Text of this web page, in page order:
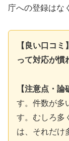
庁への登録はな
【良い口コ
って対応が慣
【注意点・論
す。件数が多
す。むしろ多
は、それだけ